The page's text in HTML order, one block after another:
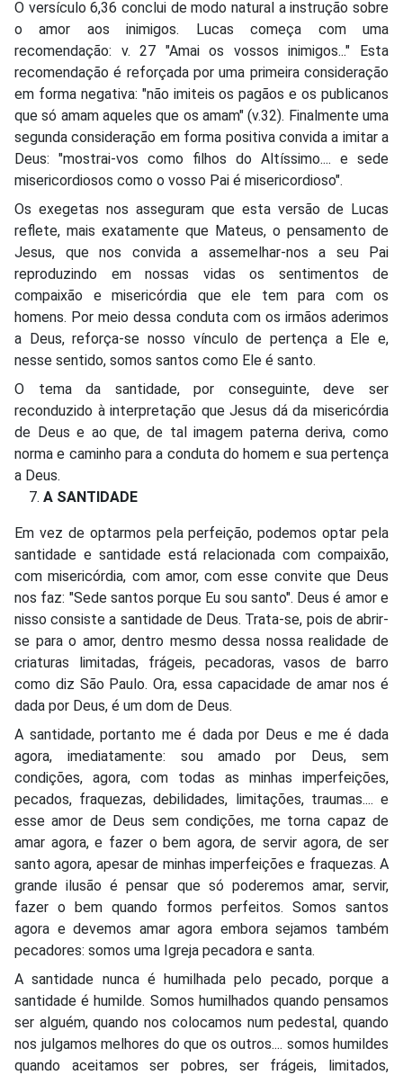
O versículo 6,36 conclui de modo natural a instrução sobre
o amor aos inimigos. Lucas começa com uma
recomendação: v. 27 "Amai os vossos inimigos..." Esta
recomendação é reforçada por uma primeira consideração
em forma negativa: "não imiteis os pagãos e os publicanos
que só amam aqueles que os amam" (v.32). Finalmente uma
segunda consideração em forma positiva convida a imitar a
Deus: "mostrai-vos como filhos do Altíssimo.... e sede
misericordiosos como o vosso Pai é misericordioso".
Os exegetas nos asseguram que esta versão de Lucas
reflete, mais exatamente que Mateus, o pensamento de
Jesus, que nos convida a assemelhar-nos a seu Pai
reproduzindo em nossas vidas os sentimentos de
compaixão e misericórdia que ele tem para com os
homens. Por meio dessa conduta com os irmãos aderimos
a Deus, reforça-se nosso vínculo de pertença a Ele e,
nesse sentido, somos santos como Ele é santo.
O tema da santidade, por conseguinte, deve ser
reconduzido à interpretação que Jesus dá da misericórdia
de Deus e ao que, de tal imagem paterna deriva, como
norma e caminho para a conduta do homem e sua pertença
a Deus.
A SANTIDADE
Em vez de optarmos pela perfeição, podemos optar pela
santidade e santidade está relacionada com compaixão,
com misericórdia, com amor, com esse convite que Deus
nos faz: "Sede santos porque Eu sou santo". Deus é amor e
nisso consiste a santidade de Deus. Trata-se, pois de abrir-
se para o amor, dentro mesmo dessa nossa realidade de
criaturas limitadas, frágeis, pecadoras, vasos de barro
como diz São Paulo. Ora, essa capacidade de amar nos é
dada por Deus, é um dom de Deus.
A santidade, portanto me é dada por Deus e me é dada
agora, imediatamente: sou amado por Deus, sem
condições, agora, com todas as minhas imperfeições,
pecados, fraquezas, debilidades, limitações, traumas.... e
esse amor de Deus sem condições, me torna capaz de
amar agora, e fazer o bem agora, de servir agora, de ser
santo agora, apesar de minhas imperfeições e fraquezas. A
grande ilusão é pensar que só poderemos amar, servir,
fazer o bem quando formos perfeitos. Somos santos
agora e devemos amar agora embora sejamos também
pecadores: somos uma Igreja pecadora e santa.
A santidade nunca é humilhada pelo pecado, porque a
santidade é humilde. Somos humilhados quando pensamos
ser alguém, quando nos colocamos num pedestal, quando
nos julgamos melhores do que os outros.... somos humildes
quando aceitamos ser pobres, ser frágeis, limitados,